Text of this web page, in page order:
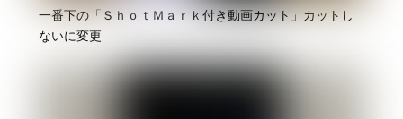
一番下の「ＳｈｏｔＭａｒｋ付き動画カット」カットし
ないに変更